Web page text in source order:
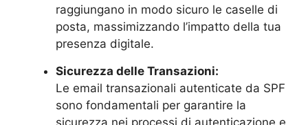
raggiungano in modo sicuro le caselle di
posta, massimizzando l’impatto della tua
presenza digitale.
Sicurezza delle Transazioni:
Le email transazionali autenticate da SPF
sono fondamentali per garantire la
sicurezza nei processi di autenticazione e